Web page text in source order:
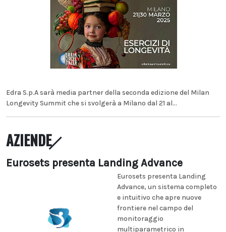
Edra S.p.A sarà media partner della seconda edizione del Milan
Longevity Summit che si svolgerà a Milano dal 21 al...
AZIENDE
Eurosets presenta Landing Advance
Eurosets presenta Landing
Advance, un sistema completo
e intuitivo che apre nuove
frontiere nel campo del
monitoraggio
multiparametrico in